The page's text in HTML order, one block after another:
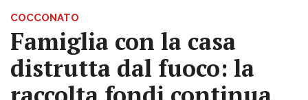
COCCONATO
Famiglia con la casa
distrutta dal fuoco: la